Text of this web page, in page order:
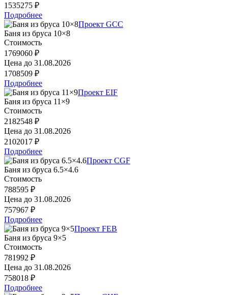
1535275 ₽
Подробнее
Проект GCC
Баня из бруса 10×8
Стоимость
1769060 ₽
Цена до 31.08.2026
1708509 ₽
Подробнее
Проект EIF
Баня из бруса 11×9
Стоимость
2182548 ₽
Цена до 31.08.2026
2102017 ₽
Подробнее
Проект CGF
Баня из бруса 6.5×4.6
Стоимость
788595 ₽
Цена до 31.08.2026
757967 ₽
Подробнее
Проект FEB
Баня из бруса 9×5
Стоимость
781992 ₽
Цена до 31.08.2026
758018 ₽
Подробнее